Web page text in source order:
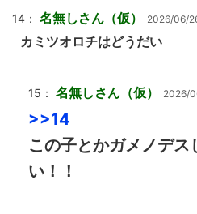
14： 名無しさん（仮） 2026/06/
カミツオロチはどうだい
15： 名無しさん（仮） 2026/
>>14
この子とかガメノデ
い！！